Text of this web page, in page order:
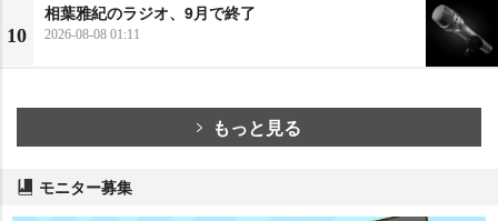
10
相葉雅紀のラジオ、9月で終了
2026-08-08 01:11
もっと見る
モニター募集